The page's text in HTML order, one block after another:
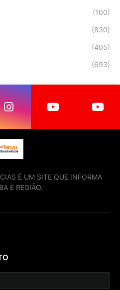
(100)
(830)
(405)
(693)
É UM SITE QUE INFORMA
E REGIÃO.